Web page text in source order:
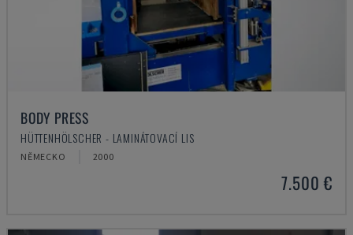
BODY PRESS
HÜTTENHÖLSCHER - LAMINÁTOVACÍ LIS
NĚMECKO 2000
7.500 €